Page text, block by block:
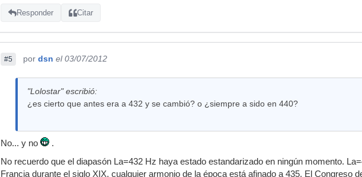
Responder Citar
#5 por dsn el 03/07/2012
"Lolostar" escribió:
¿es cierto que antes era a 432 y se cambió? o ¿siempre a sido en 440?
No... y no
.
No recuerdo que el diapasón La=432 Hz haya estado estandarizado en ningún momento.
Francia durante el siglo XIX, cualquier armonio de la época está afinado a 435. El Congreso